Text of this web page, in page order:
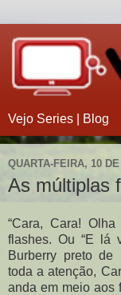
Vejo Series | Blog
QUARTA-FEIRA, 10
As múltiplas
“Cara, Cara!
flashes. Ou “E lá
Burberry preto de
toda a atenção,
anda em meio aos